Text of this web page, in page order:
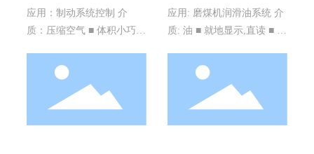
应用：制动系统控制 介
质：压缩空气 ■ 体积小巧 ■
标准信号输出或RS485通讯
■ 通过欧盟机车抗震标准测
应用: 磨煤机润滑油系统 介
质: 油 ■ 就地显示,直读 ■ 机